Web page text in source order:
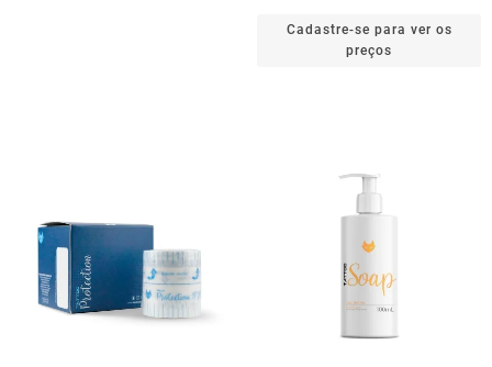
Cadastre-se para ver os
preços